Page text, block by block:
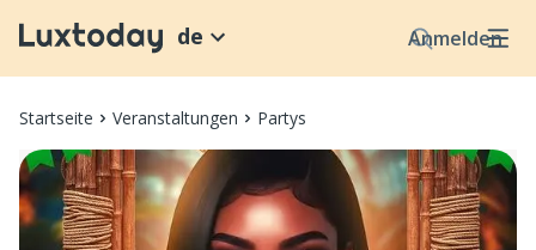
Anmelden
de
Startseite Veranstaltungen Partys